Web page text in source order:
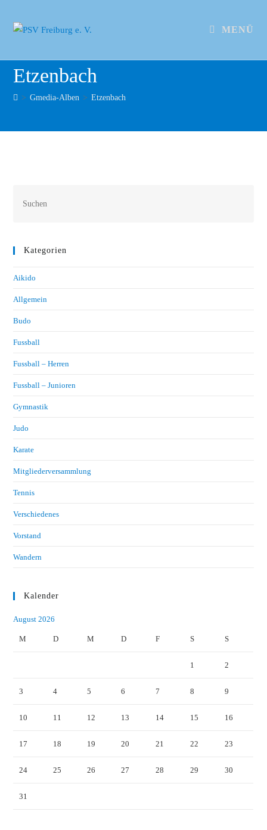
MENÜ
Etzenbach
> Gmedia-Alben > Etzenbach
Kategorien
Aikido
Allgemein
Budo
Fussball
Fussball – Herren
Fussball – Junioren
Gymnastik
Judo
Karate
Mitgliederversammlung
Tennis
Verschiedenes
Vorstand
Wandern
Kalender
August 2026
M D M D F S S
1 2
3 4 5 6 7 8 9
10 11 12 13 14 15 16
17 18 19 20 21 22 23
24 25 26 27 28 29 30
31